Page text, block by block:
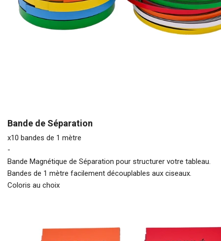
Bande de Séparation
x10 bandes de 1 mètre
-
Bande Magnétique de Séparation pour structurer votre tableau.
Bandes de 1 mètre facilement découplables aux ciseaux.
Coloris au choix